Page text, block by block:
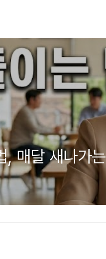
, 매달 새나가